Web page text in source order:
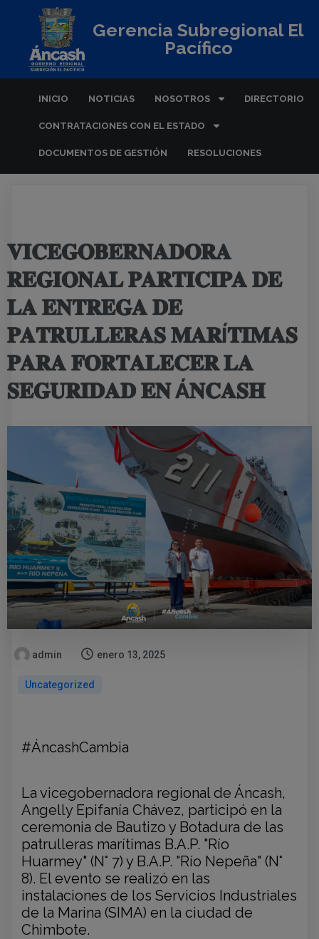
Gerencia Subregional El
Pacífico
INICIO NOTICIAS NOSOTROS DIRECTORIO
CONTRATACIONES CON EL ESTADO
DOCUMENTOS DE GESTIÓN RESOLUCIONES
𝐕𝐈𝐂𝐄𝐆𝐎𝐁𝐄𝐑𝐍𝐀𝐃𝐎𝐑𝐀
𝐑𝐄𝐆𝐈𝐎𝐍𝐀𝐋 𝐏𝐀𝐑𝐓𝐈𝐂𝐈𝐏𝐀 𝐃𝐄
𝐋𝐀 𝐄𝐍𝐓𝐑𝐄𝐆𝐀 𝐃𝐄
𝐏𝐀𝐓𝐑𝐔𝐋𝐋𝐄𝐑𝐀𝐒 𝐌𝐀𝐑Í𝐓𝐈𝐌𝐀𝐒
𝐏𝐀𝐑𝐀 𝐅𝐎𝐑𝐓𝐀𝐋𝐄𝐂𝐄𝐑 𝐋𝐀
𝐒𝐄𝐆𝐔𝐑𝐈𝐃𝐀𝐃 𝐄𝐍 Á𝐍𝐂𝐀𝐒𝐇
admin enero 13, 2025
Uncategorized
#ÁncashCambia
La vicegobernadora regional de Áncash,
Angelly Epifanía Chávez, participó en la
ceremonia de Bautizo y Botadura de las
patrulleras marítimas B.A.P. "Río
Huarmey" (N° 7) y B.A.P. "Río Nepeña" (N°
8). El evento se realizó en las
instalaciones de los Servicios Industriales
de la Marina (SIMA) en la ciudad de
Chimbote.